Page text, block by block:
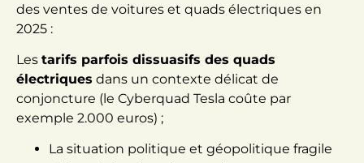
des ventes de voitures et quads électriques en
2025 :
Les tarifs parfois dissuasifs des quads
électriques dans un contexte délicat de
conjoncture (le Cyberquad Tesla coûte par
exemple 2.000 euros) ;
La situation politique et géopolitique fragile